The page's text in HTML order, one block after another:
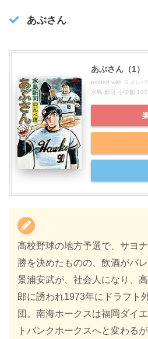
あぶさん
あぶさん（1）
posted with ヨメレバ
水島 新司 小学館
高校野球の地方予選で、サヨ
勝を決めたものの、飲酒がバ
景浦安武が、社会人になり、
郎に誘われ1973年にドラフト
団。南海ホークスは福岡ダイ
トバンクホークスへと変わる